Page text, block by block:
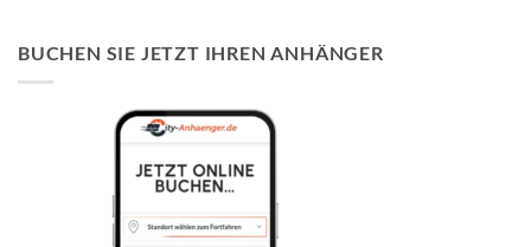
BUCHEN SIE JETZT IHREN ANHÄNGER